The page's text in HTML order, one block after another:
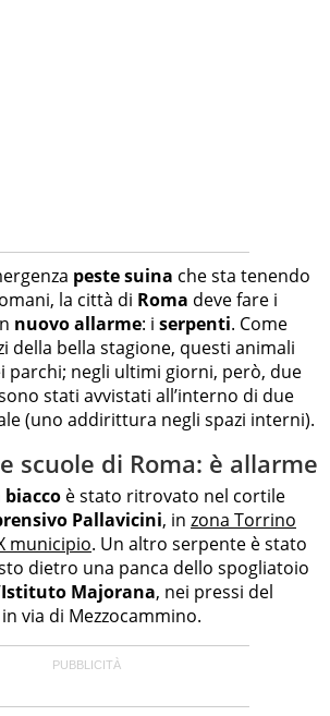
peste suina che sta tenendo
la città di Roma deve fare i
nuovo allarme: i serpenti. Come
della bella stagione, questi animali
parchi; negli ultimi giorni, però, due
stati avvistati all’interno di due
(uno addirittura negli spazi interni).
scuole di Roma: è allarme
biacco è stato ritrovato nel cortile
Pallavicini, in zona Torrino
municipio. Un altro serpente è stato
dietro una panca dello spogliatoio
Istituto Majorana, nei pressi del
via di Mezzocammino.